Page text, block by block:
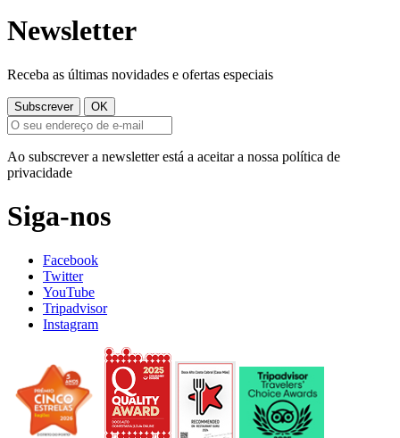
Newsletter
Receba as últimas novidades e ofertas especiais
Ao subscrever a newsletter está a aceitar a nossa política de
privacidade
Siga-nos
Facebook
Twitter
YouTube
Tripadvisor
Instagram